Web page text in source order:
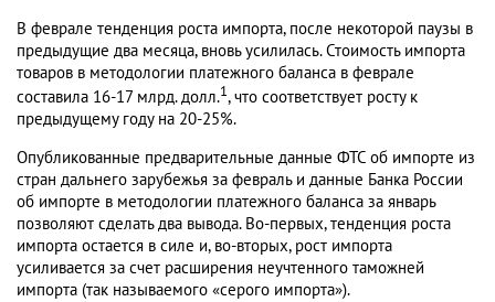
В феврале тенденция роста импорта, после некоторой паузы в
предыдущие два месяца, вновь усилилась. Стоимость импорта
товаров в методологии платежного баланса в феврале
составила 16-17 млрд. долл.1, что соответствует росту к
предыдущему году на 20-25%.
Опубликованные предварительные данные ФТС об импорте из
стран дальнего зарубежья за февраль и данные Банка России
об импорте в методологии платежного баланса за январь
позволяют сделать два вывода. Во-первых, тенденция роста
импорта остается в силе и, во-вторых, рост импорта
усиливается за счет расширения неучтенного таможней
импорта (так называемого «серого импорта»).